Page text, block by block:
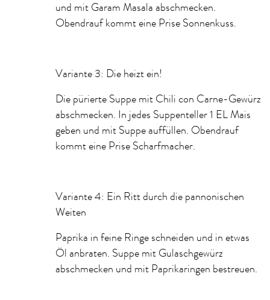
und mit Garam Masala abschmecken.
Obendrauf kommt eine Prise Sonnenkuss.
Variante 3: Die heizt ein!
Die pürierte Suppe mit Chili con Carne-Gewürz
abschmecken. In jedes Suppenteller 1 EL Mais
geben und mit Suppe auffüllen. Obendrauf
kommt eine Prise Scharfmacher.
Variante 4: Ein Ritt durch die pannonischen
Weiten
Paprika in feine Ringe schneiden und in etwas
Öl anbraten. Suppe mit Gulaschgewürz
abschmecken und mit Paprikaringen bestreuen.